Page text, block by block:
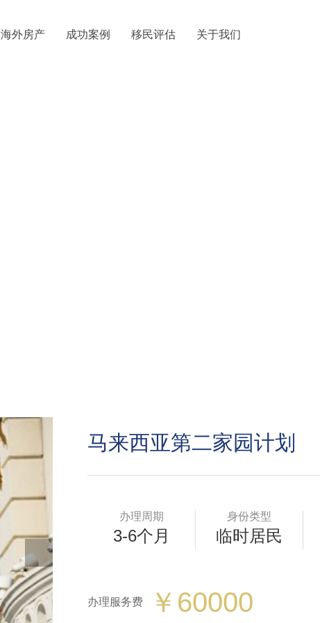
海外房产 成功案例 移民评估 关于我们
马来西亚第二家园计划
办理周期
3-6个月
身份类型
临时居民
办理服务费 ￥60000